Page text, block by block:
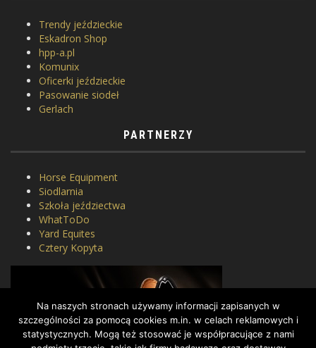
Trendy jeździeckie
Eskadron Shop
hpp-a.pl
Komunix
Oficerki jeździeckie
Pasowanie siodeł
Gerlach
PARTNERZY
Horse Equipment
Siodlarnia
Szkoła jeździectwa
WhatToDo
Yard Equites
Cztery Kopyta
Na naszych stronach używamy informacji zapisanych w
szczególności za pomocą cookies m.in. w celach reklamowych i
statystycznych. Mogą też stosować je współpracujące z nami